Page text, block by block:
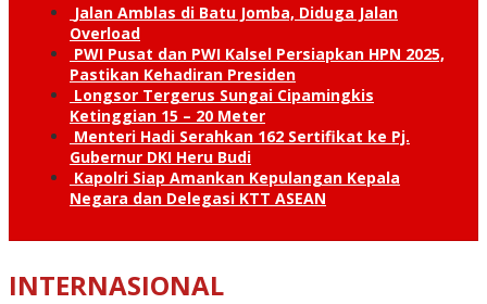
Jalan Amblas di Batu Jomba, Diduga Jalan
Overload
PWI Pusat dan PWI Kalsel Persiapkan HPN 2025,
Pastikan Kehadiran Presiden
Longsor Tergerus Sungai Cipamingkis
Ketinggian 15 – 20 Meter
Menteri Hadi Serahkan 162 Sertifikat ke Pj.
Gubernur DKI Heru Budi
Kapolri Siap Amankan Kepulangan Kepala
Negara dan Delegasi KTT ASEAN
INTERNASIONAL